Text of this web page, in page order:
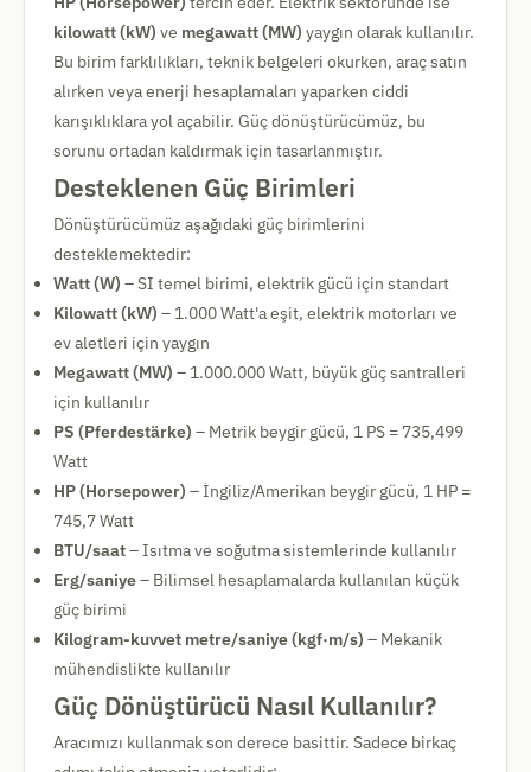
kilowatt (kW) ve megawatt (MW) yaygın olarak kullanılır.
Bu birim farklılıkları, teknik belgeleri okurken, araç satın
alırken veya enerji hesaplamaları yaparken ciddi
karışıklıklara yol açabilir. Güç dönüştürücümüz, bu
sorunu ortadan kaldırmak için tasarlanmıştır.
Desteklenen Güç Birimleri
Dönüştürücümüz aşağıdaki güç birimlerini
desteklemektedir:
Watt (W) – SI temel birimi, elektrik gücü için standart
Kilowatt (kW) – 1.000 Watt'a eşit, elektrik motorları ve
ev aletleri için yaygın
Megawatt (MW) – 1.000.000 Watt, büyük güç santralleri
için kullanılır
PS (Pferdestärke) – Metrik beygir gücü, 1 PS = 735,499
Watt
HP (Horsepower) – İngiliz/Amerikan beygir gücü, 1 HP =
745,7 Watt
BTU/saat– Isıtma ve soğutma sistemlerinde kullanılır
Erg/saniye– Bilimsel hesaplamalarda kullanılan küçük
güç birimi
Kilogram-kuvvet metre/saniye (kgf·m/s) – Mekanik
mühendislikte kullanılır
Güç Dönüştürücü Nasıl Kullanılır?
Aracımızı kullanmak son derece basittir. Sadece birkaç